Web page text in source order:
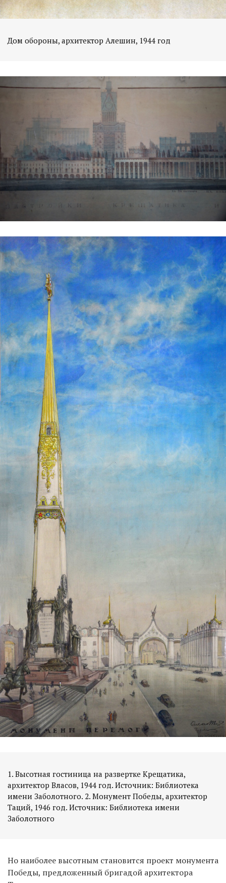
Дом обороны, архитектор Алешин, 1944 год
1. Высотная гостиница на развертке Крещатика,
архитектор Власов, 1944 год. Источник: Библиотека
имени Заболотного. 2. Монумент Победы, архитектор
Таций, 1946 год. Источник: Библиотека имени
Заболотного
Но наиболее высотным становится проект монумента
Победы, предложенный бригадой архитектора